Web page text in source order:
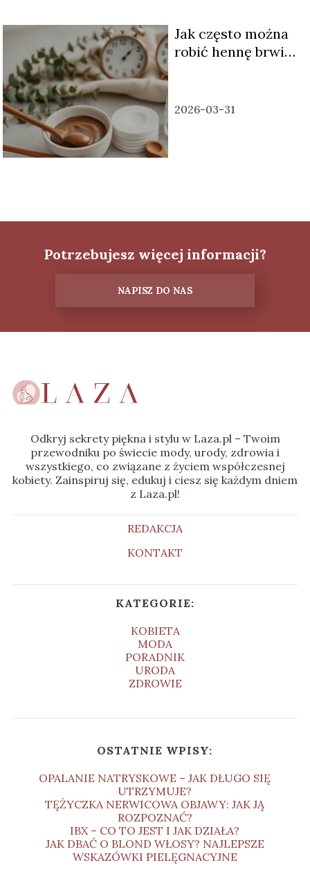
Jak często można
robić hennę brwi?
2026-03-31
Potrzebujesz więcej informacji?
NAPISZ DO NAS
Odkryj sekrety piękna i stylu w Laza.pl – Twoim
przewodniku po świecie mody, urody, zdrowia i
wszystkiego, co związane z życiem współczesnej
kobiety. Zainspiruj się, edukuj i ciesz się każdym dniem
z Laza.pl!
REDAKCJA
KONTAKT
KATEGORIE:
KOBIETA
MODA
PORADNIK
URODA
ZDROWIE
OSTATNIE WPISY:
OPALANIE NATRYSKOWE – JAK DŁUGO SIĘ
UTRZYMUJE?
TĘŻYCZKA NERWICOWA OBJAWY: JAK JĄ
ROZPOZNAĆ?
IBX – CO TO JEST I JAK DZIAŁA?
JAK DBAĆ O BLOND WŁOSY? NAJLEPSZE
WSKAZÓWKI PIELĘGNACYJNE